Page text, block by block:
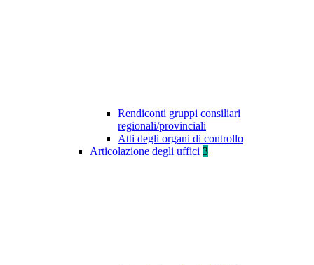
Rendiconti gruppi consiliari
regionali/provinciali
Atti degli organi di controllo
Articolazione degli uffici 3